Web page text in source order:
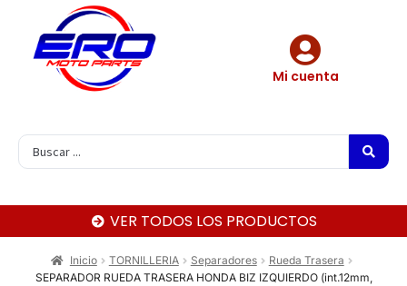
Mi cuenta
VER TODOS LOS PRODUCTOS
Inicio TORNILLERIA Separadores
Rueda Trasera
SEPARADOR RUEDA TRASERA HONDA BIZ IZQUIERDO (int.12mm,